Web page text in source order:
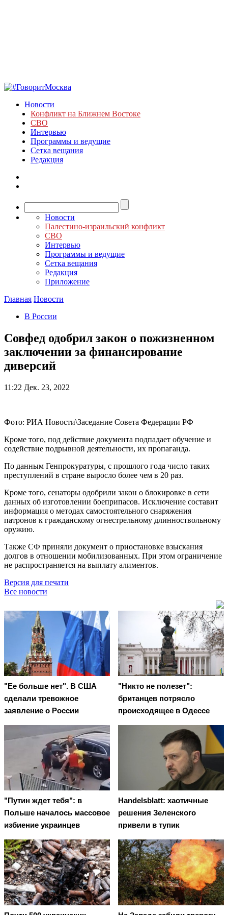
Новости
Конфликт на Ближнем Востоке
СВО
Интервью
Программы и ведущие
Сетка вещания
Редакция
Новости
Палестино-израильский конфликт
СВО
Интервью
Программы и ведущие
Сетка вещания
Редакция
Приложение
Главная Новости
В России
Совфед одобрил закон о пожизненном
заключении за финансирование
диверсий
11:22 Дек. 23, 2022
Фото: РИА Новости\Заседание Совета Федерации РФ
Кроме того, под действие документа подпадает обучение и
содействие подрывной деятельности, их пропаганда.
По данным Генпрокуратуры, с прошлого года число таких
преступлений в стране выросло более чем в 20 раз.
Кроме того, сенаторы одобрили закон о блокировке в сети
данных об изготовлении боеприпасов. Исключение составит
информация о методах самостоятельного снаряжения
патронов к гражданскому огнестрельному длинноствольному
оружию.
Также СФ приняли документ о приостановке взыскания
долгов в отношении мобилизованных. При этом ограничение
не распространяется на выплату алиментов.
Версия для печати
Все новости
"Ее больше нет". В США
сделали тревожное
заявление о России
"Никто не полезет":
британцев потрясло
происходящее в Одессе
"Путин ждет тебя": в
Польше началось массовое
избиение украинцев
Handelsblatt: хаотичные
решения Зеленского
привели в тупик